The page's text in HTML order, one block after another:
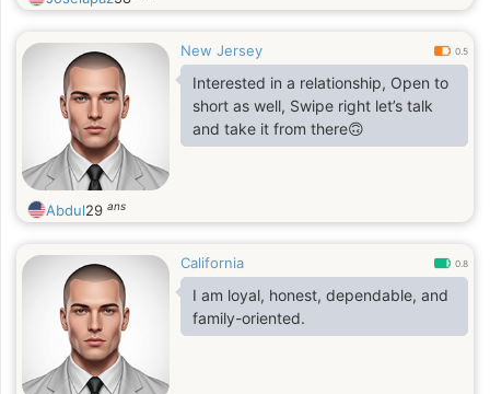
New Jersey 0.5
Interested in a relationship, Open to
short as well, Swipe right let’s talk
and take it from there🙃
Abdul29 ans
California 0.8
I am loyal, honest, dependable, and
family-oriented.